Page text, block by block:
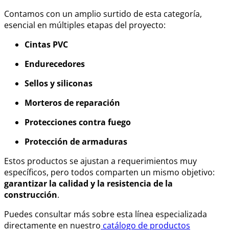
Contamos con un amplio surtido de esta categoría,
esencial en múltiples etapas del proyecto:
Cintas PVC
Endurecedores
Sellos y siliconas
Morteros de reparación
Protecciones contra fuego
Protección de armaduras
Estos productos se ajustan a requerimientos muy
específicos, pero todos comparten un mismo objetivo:
garantizar la calidad y la resistencia de la
construcción.
Puedes consultar más sobre esta línea especializada
directamente en nuestro catálogo de productos